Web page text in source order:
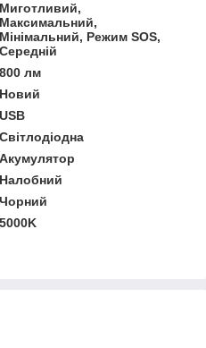
Миготливий,
Максимальний,
Мінімальний, Режим SOS,
Середній
800 лм
Новий
USB
Світлодіодна
Акумулятор
Налобний
Чорний
5000K